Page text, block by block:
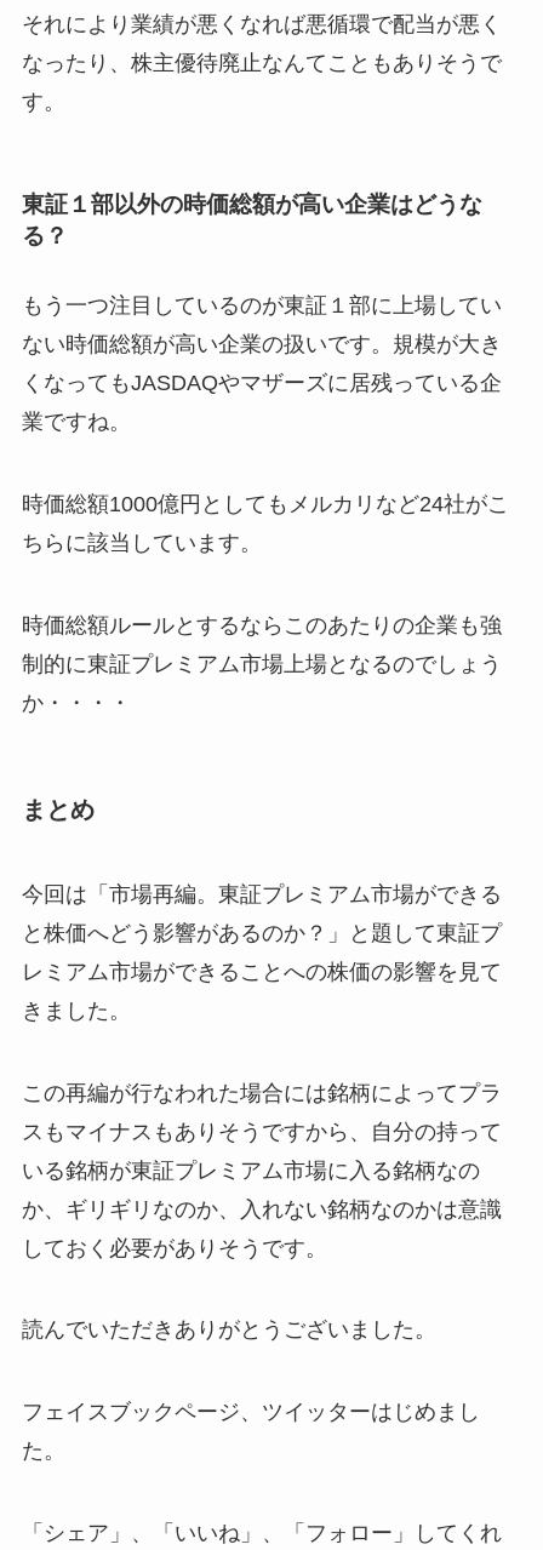
それにより業績が悪くなれば悪循環で配当が悪く
なったり、株主優待廃止なんてこともありそうで
す。
東証１部以外の時価総額が高い企業はどうな
る？
もう一つ注目しているのが東証１部に上場してい
ない時価総額が高い企業の扱いです。規模が大き
くなってもJASDAQやマザーズに居残っている企
業ですね。
時価総額1000億円としてもメルカリなど24社がこ
ちらに該当しています。
時価総額ルールとするならこのあたりの企業も強
制的に東証プレミアム市場上場となるのでしょう
か・・・・
まとめ
今回は「市場再編。東証プレミアム市場ができる
と株価へどう影響があるのか？」と題して東証プ
レミアム市場ができることへの株価の影響を見て
きました。
この再編が行なわれた場合には銘柄によってプラ
スもマイナスもありそうですから、自分の持って
いる銘柄が東証プレミアム市場に入る銘柄なの
か、ギリギリなのか、入れない銘柄なのかは意識
しておく必要がありそうです。
読んでいただきありがとうございました。
フェイスブックページ、ツイッターはじめまし
た。
「シェア」、「いいね」、「フォロー」してくれ